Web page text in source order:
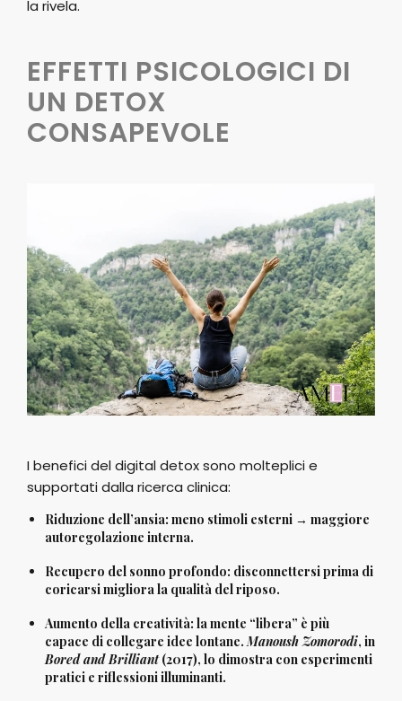
la rivela.
EFFETTI PSICOLOGICI DI
UN DETOX
CONSAPEVOLE
I benefici del digital detox sono molteplici e
supportati dalla ricerca clinica:
Riduzione dell’ansia: meno stimoli esterni → maggiore
autoregolazione interna.
Recupero del sonno profondo: disconnettersi prima di
coricarsi migliora la qualità del riposo.
Aumento della creatività: la mente “libera” è più
capace di collegare idee lontane.Manoush Zomorodi, in
Bored and Brilliant(2017), lo dimostra con esperimenti
pratici e riflessioni illuminanti.